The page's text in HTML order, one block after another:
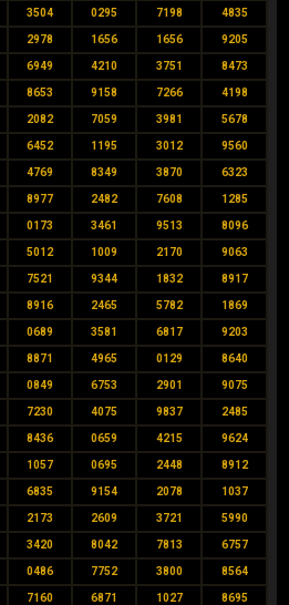
3504 0295 7198 4835
2978 1656 1656 9205
6949 4210 3751 8473
8653 9158 7266 4198
2082 7059 3981 5678
6452 1195 3012 9560
4769 8349 3870 6323
8977 2482 7608 1285
0173 3461 9513 8096
5012 1009 2170 9063
7521 9344 1832 8917
8916 2465 5782 1869
0689 3581 6817 9203
8871 4965 0129 8640
0849 6753 2901 9075
7230 4075 9837 2485
8436 0659 4215 9624
1057 0695 2448 8912
6835 9154 2078 1037
2173 2609 3721 5990
3420 8042 7813 6757
0486 7752 3800 8564
7160 6871 1027 8695